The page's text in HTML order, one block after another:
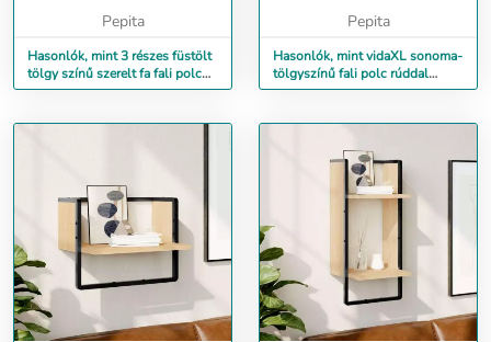
Pepita
Hasonlók, mint 3 részes füstölt
tölgy színű szerelt fa fali polc
szett rúddal
Pepita
Hasonlók, mint vidaXL sonoma-
tölgyszínű fali polc rúddal
30x25x30 cm